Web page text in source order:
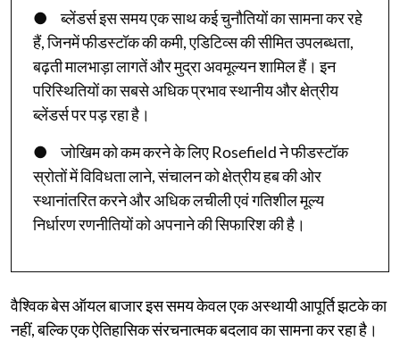
● ब्लेंडर्स इस समय एक साथ कई चुनौतियों का सामना कर रहे
हैं, जिनमें फीडस्टॉक की कमी, एडिटिव्स की सीमित उपलब्धता,
बढ़ती मालभाड़ा लागतें और मुद्रा अवमूल्यन शामिल हैं। इन
परिस्थितियों का सबसे अधिक प्रभाव स्थानीय और क्षेत्रीय
ब्लेंडर्स पर पड़ रहा है।
● जोखिम को कम करने के लिए Rosefield ने फीडस्टॉक
स्रोतों में विविधता लाने, संचालन को क्षेत्रीय हब की ओर
स्थानांतरित करने और अधिक लचीली एवं गतिशील मूल्य
निर्धारण रणनीतियों को अपनाने की सिफारिश की है।
वैश्विक बेस ऑयल बाजार इस समय केवल एक अस्थायी आपूर्ति झटके का
नहीं, बल्कि एक ऐतिहासिक संरचनात्मक बदलाव का सामना कर रहा है।